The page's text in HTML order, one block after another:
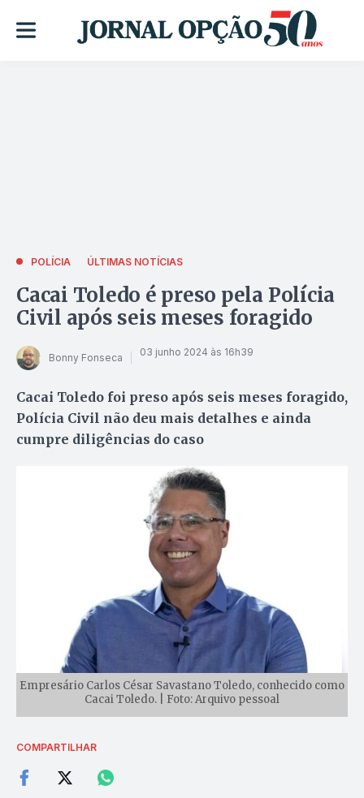
POLÍCIA ÚLTIMAS NOTÍCIAS
Cacai Toledo é preso pela Polícia
Civil após seis meses foragido
Bonny Fonseca 03 junho 2024 às 16h39
Cacai Toledo foi preso após seis meses foragido,
Polícia Civil não deu mais detalhes e ainda
cumpre diligências do caso
Empresário Carlos César Savastano Toledo, conhecido como
Cacai Toledo. | Foto: Arquivo pessoal
COMPARTILHAR